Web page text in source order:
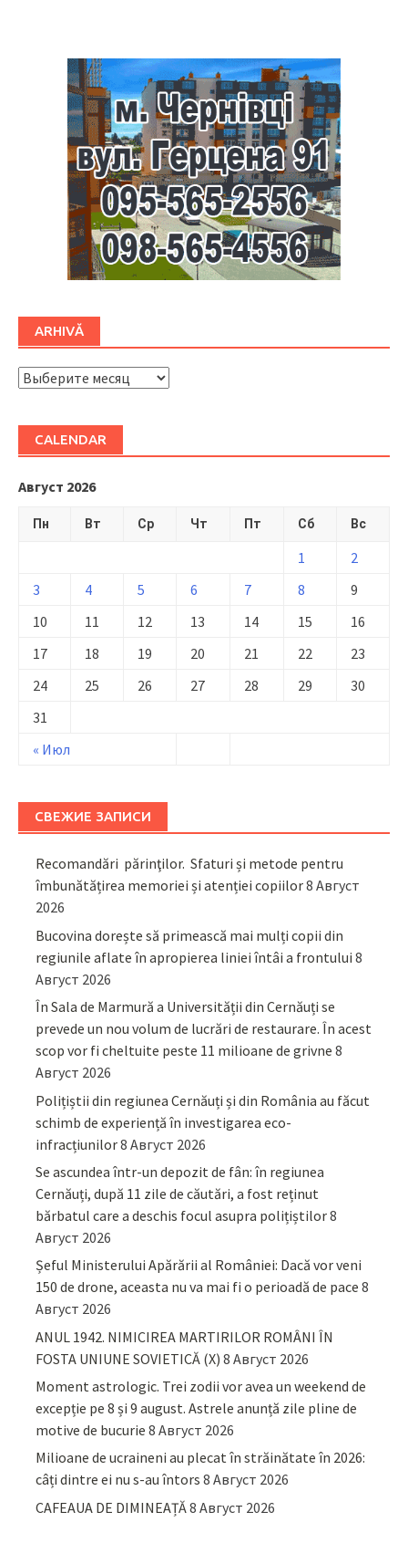
ARHIVĂ
ARHIVĂ
CALENDAR
Август 2026
Пн Вт Ср Чт Пт Сб Вс
« Июл
1
2
3
4 5 6 7 8
9
10
11 12 13 14 15
16
17
18 19 20 21 22
23
24
25 26 27 28 29
30
31
СВЕЖИЕ ЗАПИСИ
Recomandări părinţilor. Sfaturi și metode pentru
îmbunătățirea memoriei și atenției copiilor8 Август
2026
Bucovina dorește să primească mai mulți copii din
regiunile aflate în apropierea liniei întâi a frontului 8
Август 2026
În Sala de Marmură a Universității din Cernăuți se
prevede un nou volum de lucrări de restaurare. În acest
scop vor fi cheltuite peste 11 milioane de grivne 8
Август 2026
Polițiștii din regiunea Cernăuți și din România au făcut
schimb de experiență în investigarea eco-
infracțiunilor8 Август 2026
Se ascundea într-un depozit de fân: în regiunea
Cernăuți, după 11 zile de căutări, a fost reținut
bărbatul care a deschis focul asupra polițiștilor8
Август 2026
Șeful Ministerului Apărării al României: Dacă vor veni
150 de drone, aceasta nu va mai fi o perioadă de pace 8
Август 2026
ANUL 1942. NIMICIREA MARTIRILOR ROMÂNI ÎN
FOSTA UNIUNE SOVIETICĂ (X) 8 Август 2026
Moment astrologic. Trei zodii vor avea un weekend de
excepție pe 8 și 9 august. Astrele anunță zile pline de
motive de bucurie 8 Август 2026
Milioane de ucraineni au plecat în străinătate în 2026:
câți dintre ei nu s-au întors 8 Август 2026
CAFEAUA DE DIMINEAȚĂ8 Август 2026